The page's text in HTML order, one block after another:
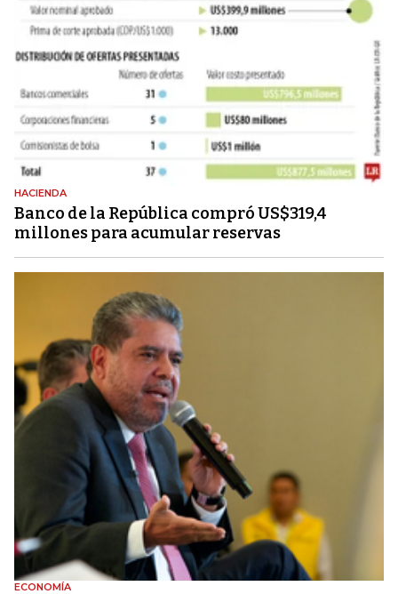
HACIENDA
Banco de la República compró US$319,4
millones para acumular reservas
ECONOMÍA